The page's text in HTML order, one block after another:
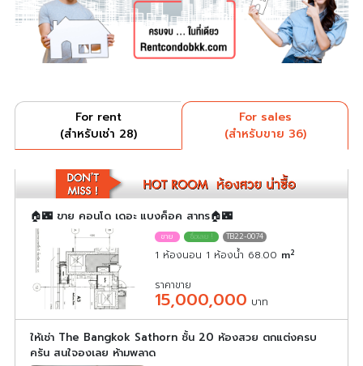
For rent
(สำหรับเช่า 28)
For sales
(สำหรับขาย 36)
🏠🌃 ขาย คอนโด เดอะ แบงค็อค สาทร🏠🌃
TB22-0074
1 ห้องนอน 1 ห้องน้ำ 68.00 m2
ราคาขาย
15,000,000 บาท
ให้เช่า The Bangkok Sathorn ชั้น 20 ห้องสวย ตกแต่งครบ
ครัน สนใจองเลย ห้ามพลาด